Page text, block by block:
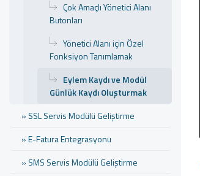
Çok Amaçlı Yönetici Alanı
Butonları
Yönetici Alanı için Özel
Fonksiyon Tanımlamak
Eylem Kaydı ve Modül
Günlük Kaydı Oluşturmak
» SSL Servis Modülü Geliştirme
» E-Fatura Entegrasyonu
» SMS Servis Modülü Geliştirme